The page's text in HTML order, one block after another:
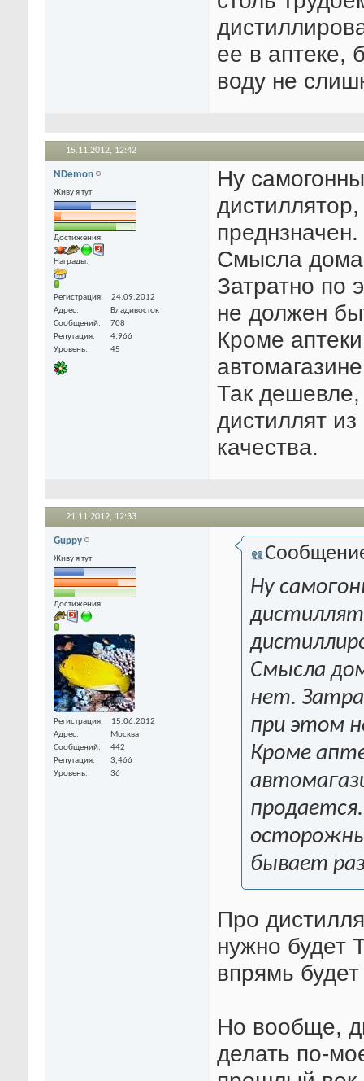
ее в аптеке,
воду не
15.11.2012, 12:42
NDemon
Живу я тут
Достижения:
Награды:
Регистрация
24.09.2012
Адрес
Владивосток
Сообщений
708
Репутация
4,966
Уровень
45
Ну
преднзначен.
Смысла дома
Затратно по
не должен
Кроме
Так
дистиллят
качества.
21.11.2012, 12:33
Guppy
Живу я тут
Достижения:
Регистрация
15.06.2012
Адрес
Москва
Сообщений
442
Репутация
3,466
Уровень
36
Ну
Смысла
нет.
при этом
Кроме
бывает
Про
нужно будет
впрямь
Но вообще,
делать по-